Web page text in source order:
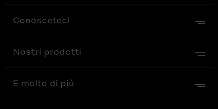
Conosceteci
Nostri prodotti
E molto di più